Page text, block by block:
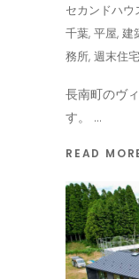
セカンドハウ
千葉, 平屋, 建
務所, 週末住宅
長南町のヴ
す。
READ